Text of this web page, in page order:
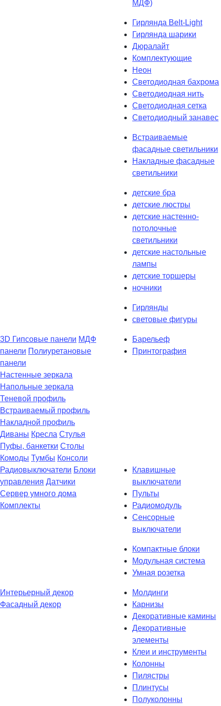
МДФ)
Гирлянда Belt-Light
Гирлянда шарики
Дюралайт
Комплектующие
Неон
Светодиодная бахрома
Светодиодная нить
Светодиодная сетка
Светодиодный занавес
Встраиваемые
фасадные светильники
Накладные фасадные
светильники
детские бра
детские люстры
детские настенно-
потолочные
светильники
детские настольные
лампы
детские торшеры
ночники
Гирлянды
световые фигуры
3D Гипсовые панели МДФ
панели Полиуретановые
панели
Барельеф
Принтография
Настенные зеркала
Напольные зеркала
Теневой профиль
Встраиваемый профиль
Накладной профиль
Диваны Кресла Стулья
Пуфы, банкетки Столы
Комоды Тумбы Консоли
Радиовыключатели Блоки
управления Датчики
Сервер умного дома
Комплекты
Клавишные
выключатели
Пульты
Радиомодуль
Сенсорные
выключатели
Компактные блоки
Модульная система
Умная розетка
Интерьерный декор
Фасадный декор
Молдинги
Карнизы
Декоративные камины
Декоративные
элементы
Клеи и инструменты
Колонны
Пилястры
Плинтусы
Полуколонны